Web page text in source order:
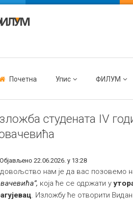
Почетна Упис ФИЛУМ
студената IV
Објављено 22.06.2026. у 13:28
нам је да вас позовемо
која ће се одржати у
. Изложбу ће отворити